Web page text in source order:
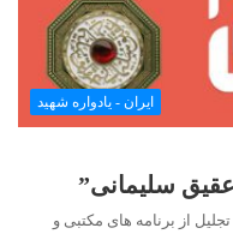
ایران - یادواره شهید
سلیمانی”
از برنامه های مکتبی و